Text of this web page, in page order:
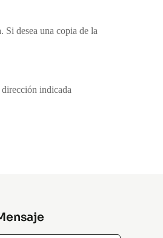
Si desea una copia de la
indicada